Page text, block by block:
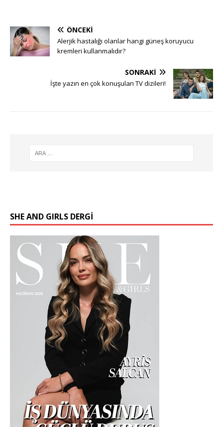
ÖNCEKI
Alerjik hastalığı olanlar hangi güneş koruyucu
kremleri kullanmalıdır?
SONRAKI
İşte yazın en çok konuşulan TV dizileri!
SHE AND GIRLS DERGİ